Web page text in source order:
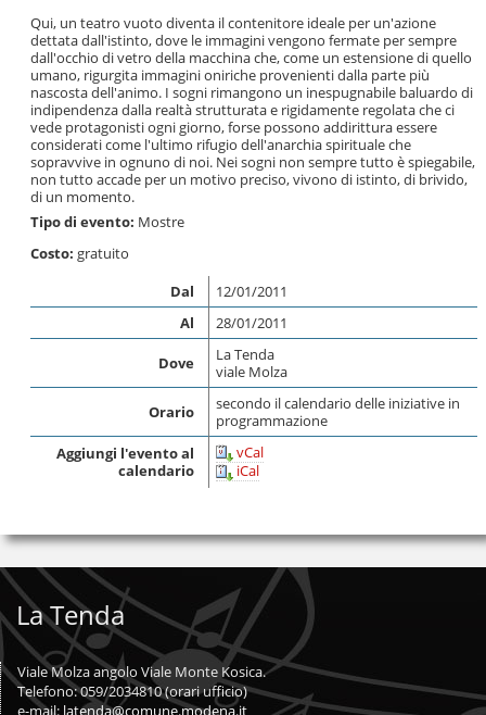
Qui, un teatro vuoto diventa il contenitore ideale per un'azione
dettata dall'istinto, dove le immagini vengono fermate per sempre
dall'occhio di vetro della macchina che, come un estensione di quello
umano, rigurgita immagini oniriche provenienti dalla parte più
nascosta dell'animo. I sogni rimangono un inespugnabile baluardo di
indipendenza dalla realtà strutturata e rigidamente regolata che ci
vede protagonisti ogni giorno, forse possono addirittura essere
considerati come l'ultimo rifugio dell'anarchia spirituale che
sopravvive in ognuno di noi. Nei sogni non sempre tutto è spiegabile,
non tutto accade per un motivo preciso, vivono di istinto, di brivido,
di un momento.
Tipo di evento: Mostre
Costo: gratuito
Dal
12/01/2011
Al
28/01/2011
Dove
La Tenda
viale Molza
Orario
secondo il calendario delle iniziative in
programmazione
Aggiungi l'evento al
calendario
vCal
iCal
La Tenda
Viale Molza angolo Viale Monte Kosica.
Telefono: 059/2034810 (orari ufficio)
e-mail: latenda@comune.modena.it